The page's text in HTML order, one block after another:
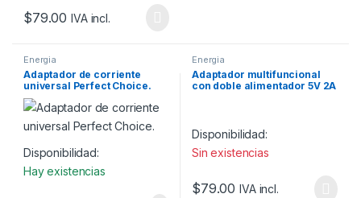
$79.00 IVA incl.
Energia
Adaptador de corriente
universal Perfect Choice.
Disponibilidad:
Hay existencias
Energia
Adaptador multifuncional
con doble alimentador 5V 2A
Disponibilidad:
Sin existencias
$79.00 IVA incl.